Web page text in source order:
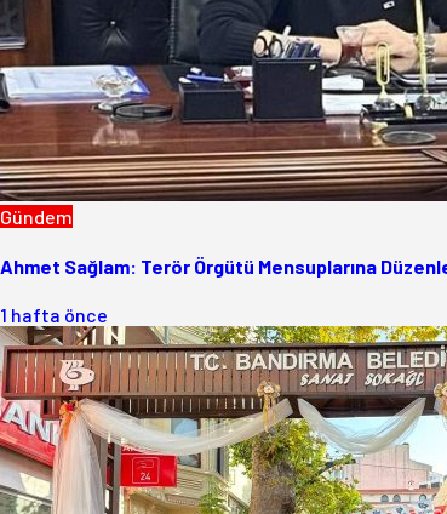
Gündem
Ahmet Sağlam: Terör Örgütü Mensuplarına
1 hafta önce